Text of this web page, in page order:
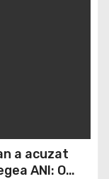
a acuzat
ANI: O